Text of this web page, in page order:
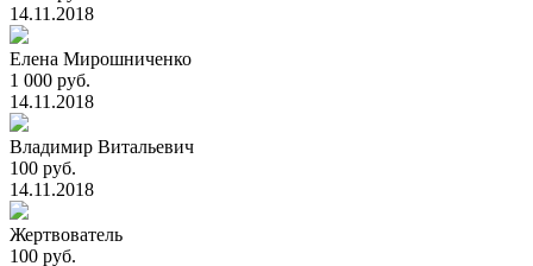
14.11.2018
Елена Мирошниченко
1 000 руб.
14.11.2018
Владимир Витальевич
100 руб.
14.11.2018
Жертвователь
100 руб.